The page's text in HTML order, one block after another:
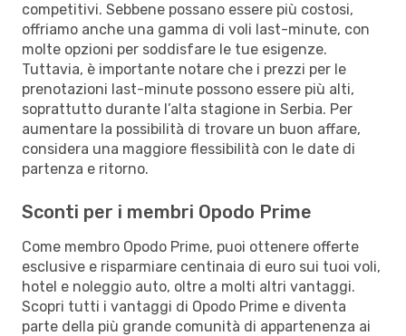
competitivi. Sebbene possano essere più costosi,
offriamo anche una gamma di voli last-minute, con
molte opzioni per soddisfare le tue esigenze.
Tuttavia, è importante notare che i prezzi per le
prenotazioni last-minute possono essere più alti,
soprattutto durante l’alta stagione in Serbia. Per
aumentare la possibilità di trovare un buon affare,
considera una maggiore flessibilità con le date di
partenza e ritorno.
Sconti per i membri Opodo Prime
Come membro Opodo Prime, puoi ottenere offerte
esclusive e risparmiare centinaia di euro sui tuoi voli,
hotel e noleggio auto, oltre a molti altri vantaggi.
Scopri tutti i vantaggi di Opodo Prime e diventa
parte della più grande comunità di appartenenza ai